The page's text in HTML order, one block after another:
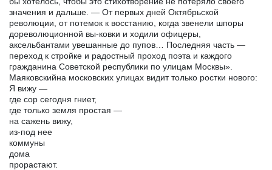
значения и дальше. — От первых дней Октябрьской
революции, от потемок к восстанию, когда звенели шпоры
дореволюционной вы-ковки и ходили офицеры,
аксельбантами увешанные до пупов… Последняя часть —
переход к стройке и радостный проход поэта и каждого
гражданина Советской республики по улицам Москвы».
Маяковскийна московских улицах видит только ростки нового:
Я вижу —
где сор сегодня гниет,
где только земля простая —
на сажень вижу,
из-под нее
коммуны
дома
прорастают.